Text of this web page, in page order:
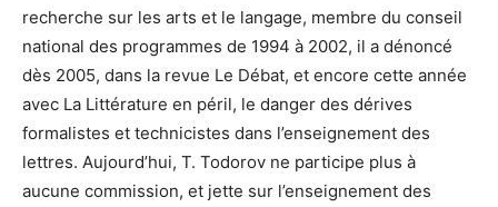
recherche sur les arts et le langage, membre du conseil
national des programmes de 1994 à 2002, il a dénoncé
dès 2005, dans la revue Le Débat, et encore cette année
avec La Littérature en péril, le danger des dérives
formalistes et technicistes dans l’enseignement des
lettres. Aujourd’hui, T. Todorov ne participe plus à
aucune commission, et jette sur l’enseignement des